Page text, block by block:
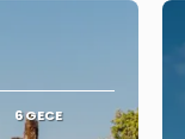
6 GECE